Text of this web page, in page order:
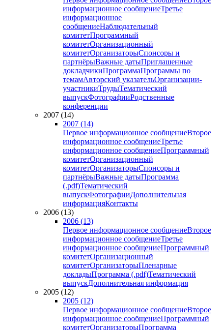
информационное сообщениеТретье
информационное
сообщениеНаблюдательный
комитетПрограммный
комитетОрганизационный
комитетОрганизаторыСпонсоры и
партнёрыВажные датыПриглашенные
докладчикиПрограммаПрограммы по
темамАвторский указательОрганизации-
участникиТрудыТематический
выпускФотографииРодственные
конференции
2007 (14)
2007 (14)
Первое информационное сообщениеВторое
информационное сообщениеТретье
информационное сообщениеПрограммный
комитетОрганизационный
комитетОрганизаторыСпонсоры и
партнёрыВажные датыПрограмма
(.pdf)Тематический
выпускФотографииДополнительная
информацияКонтакты
2006 (13)
2006 (13)
Первое информационное сообщениеВторое
информационное сообщениеТретье
информационное сообщениеПрограммный
комитетОрганизационный
комитетОрганизаторыПленарные
докладыПрограмма (.pdf)Тематический
выпускДополнительная информация
2005 (12)
2005 (12)
Первое информационное сообщениеВторое
информационное сообщениеПрограммный
комитетОрганизаторыПрограмма